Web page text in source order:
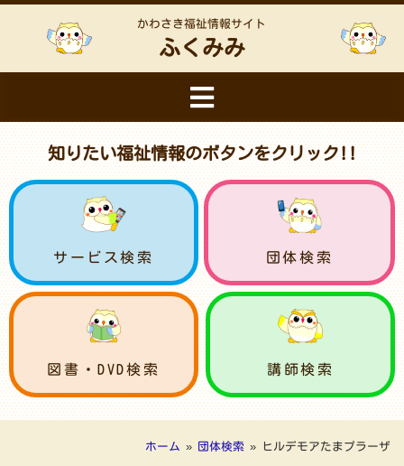
かわさき福祉情報サイト
ふくみみ
知りたい福祉情報のボタンをクリック!!
サービス検索 団体検索
図書・DVD検索 講師検索
ホーム » 団体検索 » ヒルデモアたまプラーザ